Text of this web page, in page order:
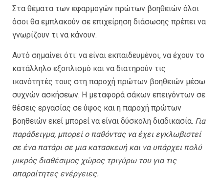
Στα θέματα των εφαρμογών πρώτων βοηθειών όλοι
όσοι θα εμπλακούν σε επιχείρηση διάσωσης πρέπει να
γνωρίζουν τι να κάνουν.
Αυτό σημαίνει ότι: να είναι εκπαιδευμένοι, να έχουν το
κατάλληλο εξοπλισμό και να διατηρούν τις
ικανότητές τους στη παροχή πρώτων βοηθειών μέσω
συχνών ασκήσεων. Η μεταφορά σάκων επειγόντων σε
θέσεις εργασίας σε ύψος και η παροχή πρώτων
βοηθειών εκεί μπορεί να είναι δύσκολη διαδικασία. Για
παράδειγμα, μπορεί ο παθόντας να έχει εγκλωβιστεί
σε ένα πατάρι σε μια κατασκευή και να υπάρχει πολύ
μικρός διαθέσιμος χώρος τριγύρω του για τις
απαραίτητες ενέργειες.